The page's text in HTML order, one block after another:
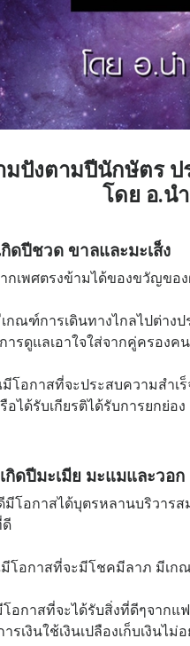
ปังตามปีนักษัตร ป
โดย อ.น
ดปีชวด ขาลและมะเส็ง
เพศตรงข้ามได้ของขวัญขอ
ณฑ์การเดินทางไกลไปต่างป
ารดูแลเอาใจใส่จากคู่ครองค
โอกาสที่จะประสบความสำ
อได้รับเกียรติได้รับการยกย่อง
ดปีมะเมีย มะแมและวอก
โอกาสได้บุตรหลานบริวารส
ดี
อกาสที่จะมีโชคมีลาภ มีเก
อกาสที่จะได้รับสิ่งที่ดีๆจากแ
เงินใช้เงินเปลืองเก็บเงินไม่อ